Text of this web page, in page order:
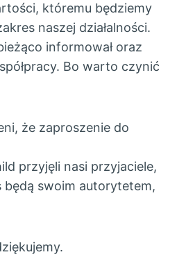
któremu będziemy
naszej działalności.
informował oraz
Bo warto czynić
że zaproszenie do
przyjęli nasi przyjaciele,
swoim autorytetem,